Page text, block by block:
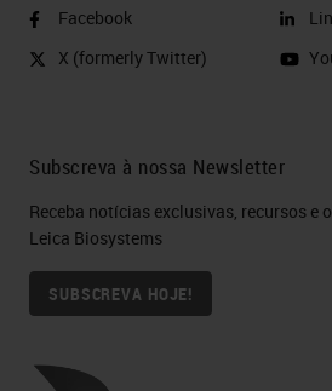
Facebook
X (formerly Twitter)
Subscreva à nossa Newsletter
Receba notícias exclusivas, recursos e
Leica Biosystems
SUBSCREVA HOJE!